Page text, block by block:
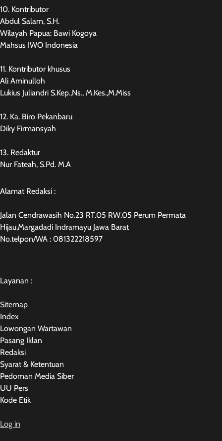
10. Kontributor
Abdul Salam, S.H.
Wilayah Papua: Bawi Kogoya
Mahsus IWO Indonesia
11. Kontributor khusus
Ali Aminulloh
Lukius Juliandri S.Kep.,Ns., M.Kes.,M.Miss
12. Ka. Biro Pekanbaru
Diky Firmansyah
13. Redaktur
Nur Fateah, S.Pd. M.A
Alamat Redaksi :
Jalan Cendrawasih No.23 RT.05 RW.05 Perum Permata
Hijau,Margadadi Indramayu Jawa Barat
No.telpon/WA : 081322218597
Layanan :
Sitemap
Index
Lowongan Wartawan
Pasang Iklan
Redaksi
Syarat & Ketentuan
Pedoman Media Siber
UU Pers
Kode Etik
Log in